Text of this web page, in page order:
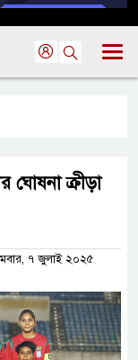
ঘোষনা ক্রীড়া
৭ জুলাই ২০২৫